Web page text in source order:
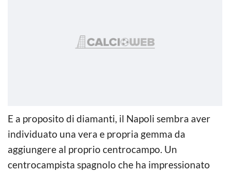
E a proposito di diamanti, il Napoli sembra aver
individuato una vera e propria gemma da
aggiungere al proprio centrocampo. Un
centrocampista spagnolo che ha impressionato